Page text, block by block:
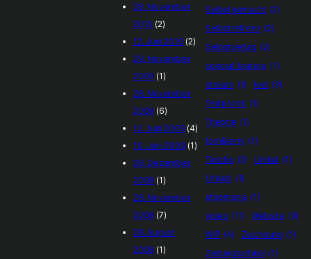
28. November
2010 (2)
12. Juni 2010 (2)
29. November
2009 (1)
28. November
2009 (6)
12. Juni 2009 (4)
10. Juni 2009 (1)
28. Dezember
2008 (1)
28. November
2008 (7)
28. August
2008 (1)
Selbstgemacht (2)
Selbstrefrenz (2)
Selbstverlag (2)
special_feature (1)
stream (1) text (3)
Textpromt (1)
Theorie (1)
tom&jerry (1)
Tusche (2) Unikat (1)
Urlaub (1)
utopmania (1)
video (11) Website (3)
WIP (4) Zeichnung (1)
Zeitungsartikel (1)